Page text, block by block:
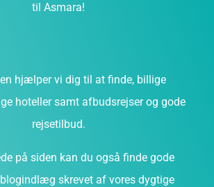
til Asmara!
hjælper vi dig til at finde, billige
hoteller samt afbudsrejser og gode
rejsetilbud.
på siden kan du også finde gode
skrevet af vores dygtige